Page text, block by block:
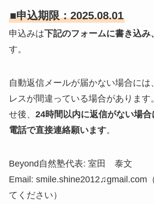
■申込期限：2025.08.01
申込みは下記のフォームに書き込み
す。
自動返信メールが届かない場合には
レスが間違っている場合があります
せ後、 24時間以内に返信がない場
電話で直接連絡願います。
Beyond自然塾代表: 室田 泰文
Email: smile.shine2012♫gmail.com
てください）